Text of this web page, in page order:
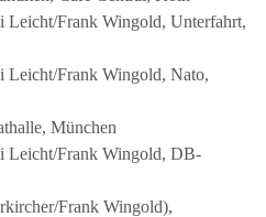
Frank Wingold, Unterfahrt,
Frank Wingold, Nato,
München
Leicht/Frank Wingold, DB-
Frank Wingold),